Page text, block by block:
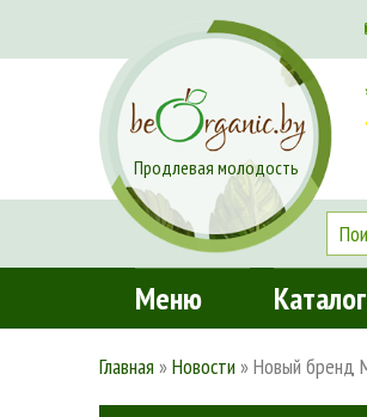
Продлевая молодость
Меню Каталог
Главная »Новости »Новый бренд